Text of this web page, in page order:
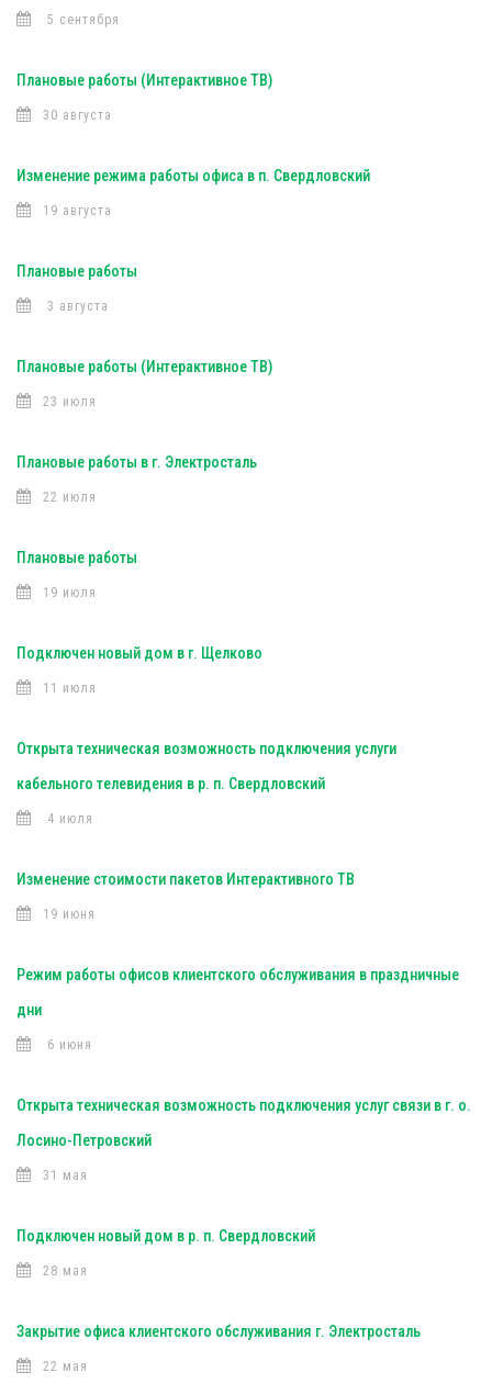
5 сентября
Плановые работы (Интерактивное ТВ)
30 августа
Изменение режима работы офиса в п. Свердловский
19 августа
Плановые работы
3 августа
Плановые работы (Интерактивное ТВ)
23 июля
Плановые работы в г. Электросталь
22 июля
Плановые работы
19 июля
Подключен новый дом в г. Щелково
11 июля
Открыта техническая возможность подключения услуги
кабельного телевидения в р. п. Свердловский
4 июля
Изменение стоимости пакетов Интерактивного ТВ
19 июня
Режим работы офисов клиентского обслуживания в праздничные
дни
6 июня
Открыта техническая возможность подключения услуг связи в г. о.
Лосино-Петровский
31 мая
Подключен новый дом в р. п. Свердловский
28 мая
Закрытие офиса клиентского обслуживания г. Электросталь
22 мая